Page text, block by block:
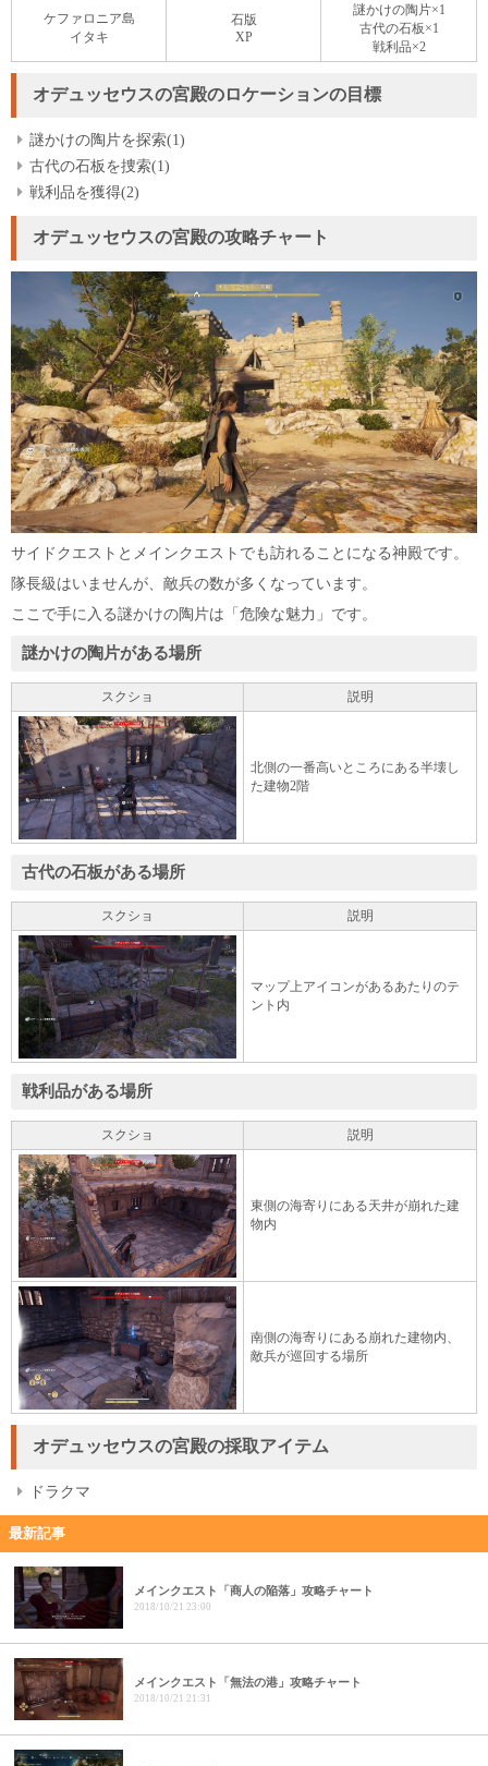
ケファロニア島
イタキ
石版
XP
謎かけの陶片×1
古代の石板×1
戦利品×2
オデュッセウスの宮殿のロケーションの目標
謎かけの陶片を探索(1)
古代の石板を捜索(1)
戦利品を獲得(2)
オデュッセウスの宮殿の攻略チャート
サイドクエストとメインクエストでも訪れることになる神殿です。
隊長級はいませんが、敵兵の数が多くなっています。
ここで手に入る謎かけの陶片は「危険な魅力」です。
謎かけの陶片がある場所
スクショ 説明
北側の一番高いところにある半壊し
た建物2階
古代の石板がある場所
スクショ 説明
マップ上アイコンがあるあたりのテ
ント内
戦利品がある場所
スクショ 説明
東側の海寄りにある天井が崩れた建
物内
南側の海寄りにある崩れた建物内、
敵兵が巡回する場所
オデュッセウスの宮殿の採取アイテム
ドラクマ
最新記事
メインクエスト「商人の陥落」攻略チャート
2018/10/21 23:00
メインクエスト「無法の港」攻略チャート
2018/10/21 21:31